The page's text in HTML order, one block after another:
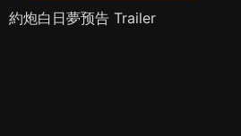
約炮白日夢预告 Trailer